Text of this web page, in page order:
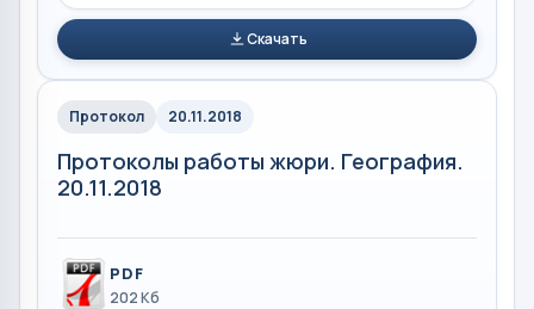
Скачать
Протокол 20.11.2018
Протоколы работы жюри. География.
20.11.2018
PDF
202 Кб